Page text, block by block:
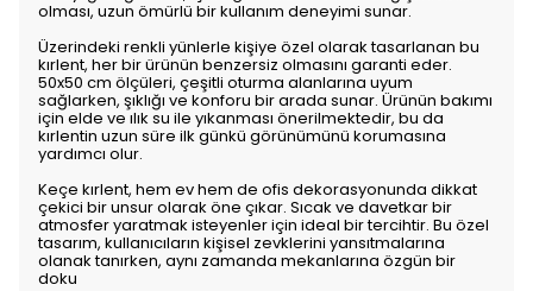
olması, uzun ömürlü bir kullanım deneyimi sunar.
Üzerindeki renkli yünlerle kişiye özel olarak tasarlanan bu
kırlent, her bir ürünün benzersiz olmasını garanti eder.
50x50 cm ölçüleri, çeşitli oturma alanlarına uyum
sağlarken, şıklığı ve konforu bir arada sunar. Ürünün bakımı
için elde ve ılık su ile yıkanması önerilmektedir, bu da
kırlentin uzun süre ilk günkü görünümünü korumasına
yardımcı olur.
Keçe kırlent, hem ev hem de ofis dekorasyonunda dikkat
çekici bir unsur olarak öne çıkar. Sıcak ve davetkar bir
atmosfer yaratmak isteyenler için ideal bir tercihtir. Bu özel
tasarım, kullanıcıların kişisel zevklerini yansıtmalarına
olanak tanırken, aynı zamanda mekanlarına özgün bir
doku